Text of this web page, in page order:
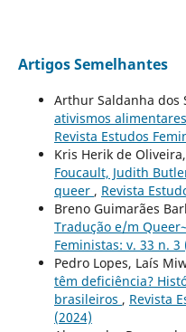
Artigos Semelhantes
Arthur Saldanha dos
ativismos
Revista Estudos
Kris Herik de Oliveira,
Foucault, Judith
queer , Revista
Breno Guimarães
Tradução e/m
Feministas: v. 33 n. 3
Pedro Lopes, Laís
têm deficiência?
brasileiros , Revista
(2024)